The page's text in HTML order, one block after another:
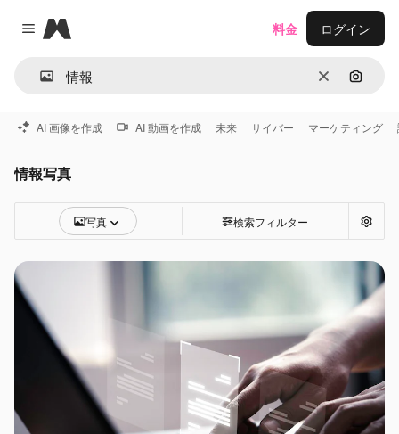
Close menu
Magnific
消去 画像で
料金 ログイン
AI 画像を作成 AI 動画を作成 未来 サイバー マーケティング
情報写真
写真 検索フィルター